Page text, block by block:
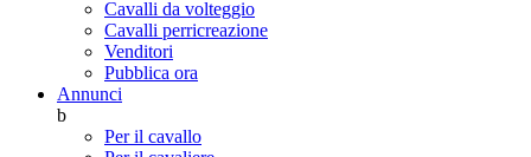
Cavalli da volteggio
Cavalli perricreazione
Venditori
Pubblica ora
Annunci
b
Per il cavallo